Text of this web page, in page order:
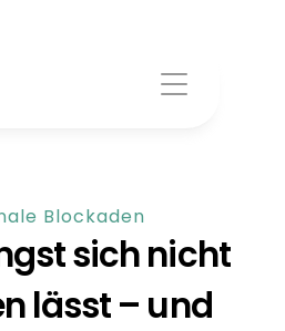
Blockaden
sich nicht
lässt – und